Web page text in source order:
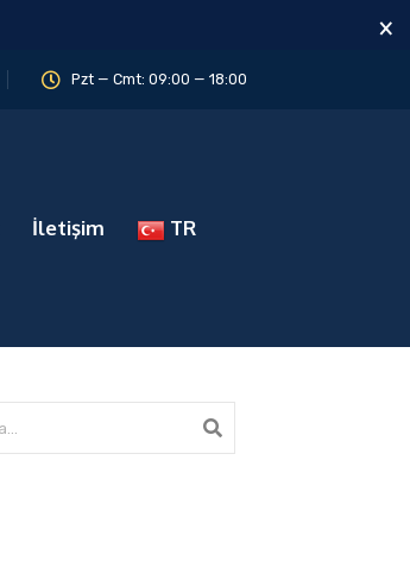
×
Pzt — Cmt: 09:00 — 18:00
İletişim TR